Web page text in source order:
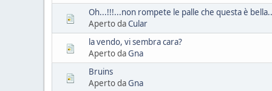
Oh...!!!...non rompete le palle che questa è
Aperto daCular
la vendo, vi sembra cara?
Aperto daGna
Bruins
Aperto daGna